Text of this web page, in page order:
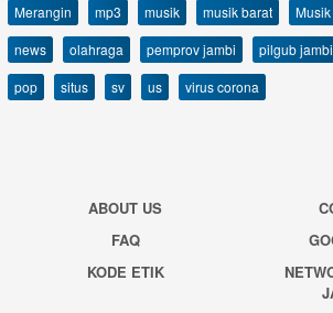
Merangin
mp3 musik musik barat
news
olahraga pemprov jambi pilgub jambi
pop
situs sv us virus corona
ABOUT US
FAQ
KODE ETIK